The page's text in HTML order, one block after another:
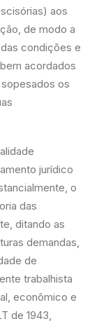
aos
de modo a
condições e
acordados
os
jurídico
o
das
ditando as
demandas,
de
trabalhista
econômico e
de 1943,